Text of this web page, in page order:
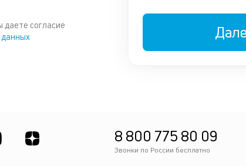
согласие
8 800 775 80 09
Звонки по России бесплатно